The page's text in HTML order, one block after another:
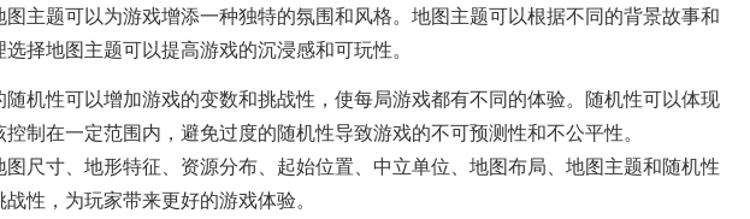
主题可以为游戏增添一种独特的氛围和风格。地图主题可以根据不同的背景故事和
择地图主题可以提高游戏的沉浸感和可玩性。
机性可以增加游戏的变数和挑战性，使每局游戏都有不同的体验。随机性可以体现
制在一定范围内，避免过度的随机性导致游戏的不可预测性和不公平性。
尺寸、地形特征、资源分布、起始位置、中立单位、地图布局、地图主题和随机性
性，为玩家带来更好的游戏体验。